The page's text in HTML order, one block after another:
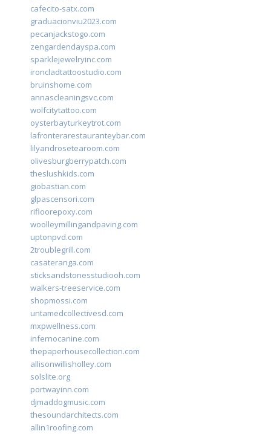
cafecito-satx.com
graduacionviu2023.com
pecanjackstogo.com
zengardendayspa.com
sparklejewelryinc.com
ironcladtattoostudio.com
bruinshome.com
annascleaningsvc.com
wolfcitytattoo.com
oysterbayturkeytrot.com
lafronterarestauranteybar.com
lilyandrosetearoom.com
olivesburgberrypatch.com
theslushkids.com
giobastian.com
glpascensori.com
rifloorepoxy.com
woolleymillingandpaving.com
uptonpvd.com
2troublegrill.com
casateranga.com
sticksandstonesstudiooh.com
walkers-treeservice.com
shopmossi.com
untamedcollectivesd.com
mxpwellness.com
infernocanine.com
thepaperhousecollection.com
allisonwillisholley.com
solslite.org
portwayinn.com
djmaddogmusic.com
thesoundarchitects.com
allin1roofing.com